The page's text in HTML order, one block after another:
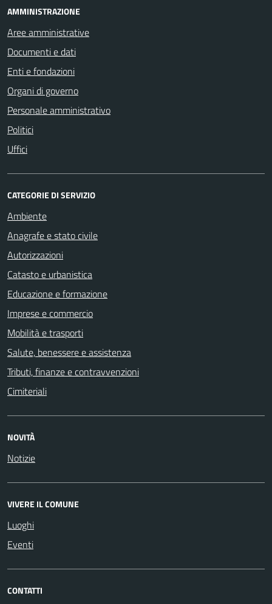
AMMINISTRAZIONE
Aree amministrative
Documenti e dati
Enti e fondazioni
Organi di governo
Personale amministrativo
Politici
Uffici
CATEGORIE DI SERVIZIO
Ambiente
Anagrafe e stato civile
Autorizzazioni
Catasto e urbanistica
Educazione e formazione
Imprese e commercio
Mobilità e trasporti
Salute, benessere e assistenza
Tributi, finanze e contravvenzioni
Cimiteriali
NOVITÀ
Notizie
VIVERE IL COMUNE
Luoghi
Eventi
CONTATTI